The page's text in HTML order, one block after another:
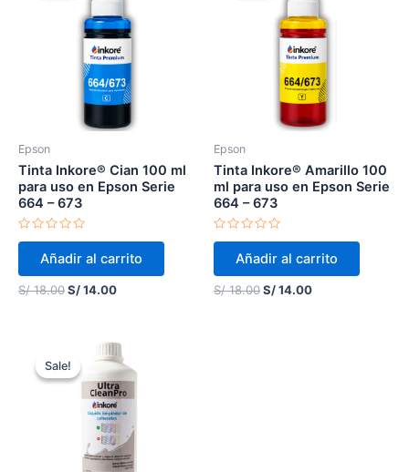
Epson
Tinta Inkore® Cian 100 ml
para uso en Epson Serie
664 – 673
Valorado
de
5
Añadir al carrito
S/18.00S/14.00
Epson
Tinta Inkore® Amarillo 100
ml para uso en Epson Serie
664 – 673
Valorado
de
5
Añadir al carrito
S/18.00S/14.00
Sale!
Sale!
Original
price
was:
S/ 99.00.
Current
price
is:
S/ 50.00.